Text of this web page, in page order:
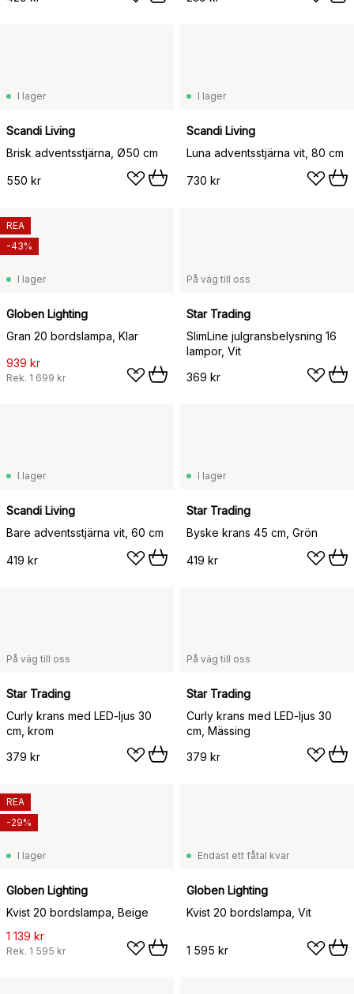
I lager
Scandi Living
Brisk adventsstjärna, Ø50 cm
550 kr
I lager
Scandi Living
Luna adventsstjärna vit, 80 cm
730 kr
I lager
Globen Lighting
Gran 20 bordslampa, Klar
939 kr
Rek. 1 699 kr
REA
-43%
På väg till oss
Star Trading
SlimLine julgransbelysning 16
lampor, Vit
369 kr
I lager
Scandi Living
Bare adventsstjärna vit, 60 cm
419 kr
I lager
Star Trading
Byske krans 45 cm, Grön
419 kr
På väg till oss
Star Trading
Curly krans med LED-ljus 30
cm, krom
379 kr
På väg till oss
Star Trading
Curly krans med LED-ljus 30
cm, Mässing
379 kr
I lager
Globen Lighting
Kvist 20 bordslampa, Beige
1 139 kr
Rek. 1 595 kr
REA
-29%
Endast ett fåtal kvar
Globen Lighting
Kvist 20 bordslampa, Vit
1 595 kr